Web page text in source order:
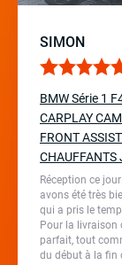
SIMON
BMW Série 1
CARPLAY
FRONT
CHAUFFANTS
Réception ce
avons été très
qui a pris le
Pour la livraison
parfait, tout
du début à la fin